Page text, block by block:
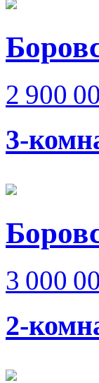
2 900
3-
3 000
2-